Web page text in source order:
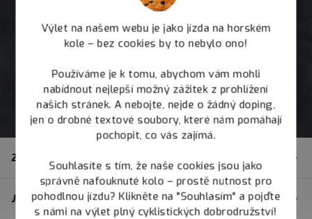
Výlet na našem webu je jako jízda na horském
kole – bez cookies by to nebylo ono!
Používáme je k tomu, abychom vám mohli
nabídnout nejlepší možný zážitek z prohlížení
našich stránek. A nebojte, nejde o žádný doping,
jen o drobné textové soubory, které nám pomáhají
pochopit, co vás zajímá.
Souhlasíte s tím, že naše cookies jsou jako
správně nafouknuté kolo – prostě nutnost pro
pohodlnou jízdu? Klikněte na "Souhlasím" a pojďte
s námi na výlet plný cyklistických dobrodružství!
Zákaznický servis
JOY.BIKE